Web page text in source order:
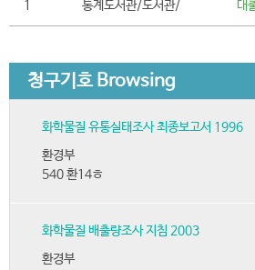
1 통계도서관/도서관/ 대
청구기호 Browsing
화학물질 유통실태조사 최종보고서 1996
환경부
540 환14ㅎ
화학물질 배출량조사 지침 2003
환경부